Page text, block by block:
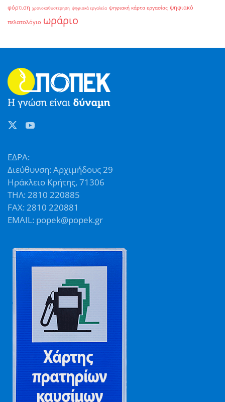
φόρτιση χρονοκαθυστέρηση ψηφιακά εργαλεία ψηφιακή κάρτα εργασίας ψηφιακό
πελατολόγιο ωράριο
ΕΔΡΑ:
Διεύθυνση: Αρχιμήδους 29
Ηράκλειο Κρήτης, 71306
ΤΗΛ: 2810 220885
FAX: 2810 220881
EMAIL: popek@popek.gr